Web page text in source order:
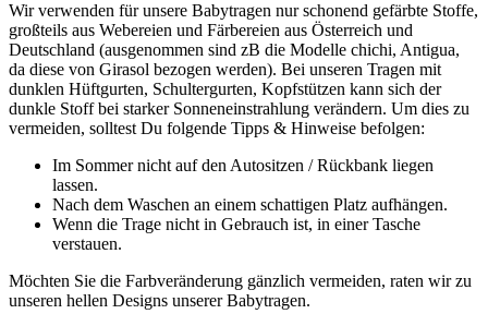
Wir verwenden für unsere Babytragen nur schonend gefärbte Stoffe,
großteils aus Webereien und Färbereien aus Österreich und
Deutschland (ausgenommen sind zB die Modelle chichi, Antigua,
da diese von Girasol bezogen werden). Bei unseren Tragen mit
dunklen Hüftgurten, Schultergurten, Kopfstützen kann sich der
dunkle Stoff bei starker Sonneneinstrahlung verändern. Um dies zu
vermeiden, solltest Du folgende Tipps & Hinweise befolgen:
Im Sommer nicht auf den Autositzen / Rückbank liegen
lassen.
Nach dem Waschen an einem schattigen Platz aufhängen.
Wenn die Trage nicht in Gebrauch ist, in einer Tasche
verstauen.
Möchten Sie die Farbveränderung gänzlich vermeiden, raten wir zu
unseren hellen Designs unserer Babytragen.